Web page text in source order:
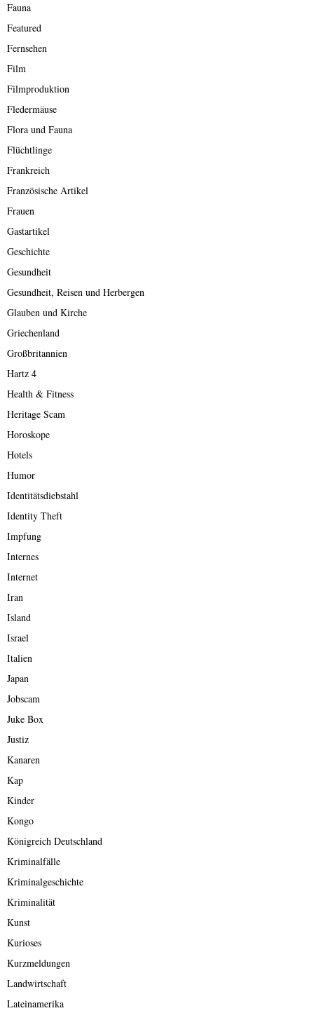
Fauna
Featured
Fernsehen
Film
Filmproduktion
Fledermäuse
Flora und Fauna
Flüchtlinge
Frankreich
Französische Artikel
Frauen
Gastartikel
Geschichte
Gesundheit
Gesundheit, Reisen und Herbergen
Glauben und Kirche
Griechenland
Großbritannien
Hartz 4
Health & Fitness
Heritage Scam
Horoskope
Hotels
Humor
Identitätsdiebstahl
Identity Theft
Impfung
Internes
Internet
Iran
Island
Israel
Italien
Japan
Jobscam
Juke Box
Justiz
Kanaren
Kap
Kinder
Kongo
Königreich Deutschland
Kriminalfälle
Kriminalgeschichte
Kriminalität
Kunst
Kurioses
Kurzmeldungen
Landwirtschaft
Lateinamerika